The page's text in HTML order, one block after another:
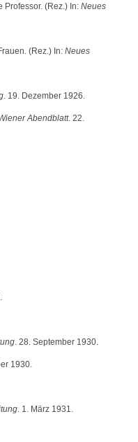
Professor. (Rez.) In: Neues
(Rez.) In: Neues
. 19. Dezember 1926.
Abendblatt. 22.
. 28. September 1930.
1930.
. 1. März 1931.